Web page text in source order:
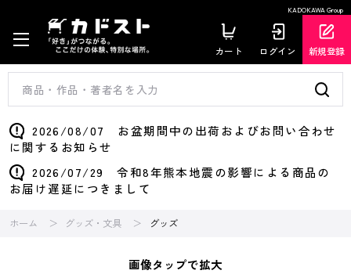
KADOKAWA Group
カート ログイン 新規登録
2026/08/07 お盆期間中の出荷およびお問い合わせ
に関するお知らせ
2026/07/29 令和8年熊本地震の影響による商品の
お届け遅延につきまして
ホーム グッズ・文具 グッズ
画像タップで拡大